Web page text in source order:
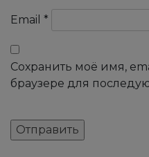
Email *
Сохранить моё имя,
браузере для